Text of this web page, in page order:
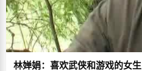
林婵娟：喜欢武侠和游戏的女生